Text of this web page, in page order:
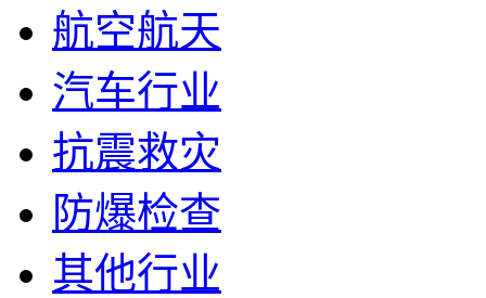
航空航天
汽车行业
抗震救灾
防爆检查
其他行业